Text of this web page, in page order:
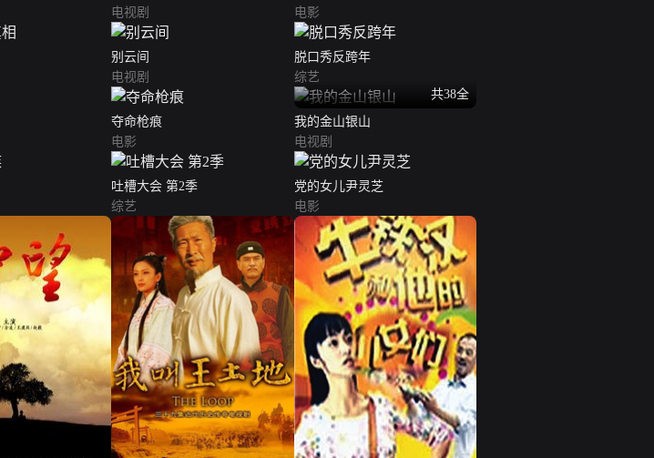
电视剧
电影
别云间
电视剧
脱口秀反跨年
综艺
夺命枪痕
电影
共38全
我的金山银山
电视剧
吐槽大会 第2季
综艺
党的女儿尹灵芝
电影